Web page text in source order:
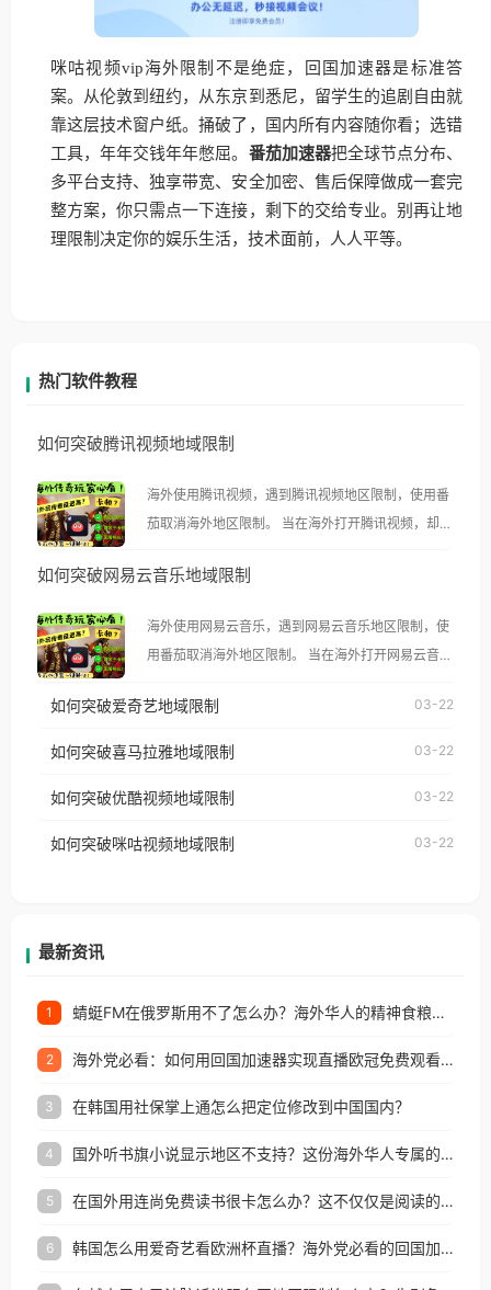
咪咕视频vip海外限制不是绝症，回国加速器是标准答
案。从伦敦到纽约，从东京到悉尼，留学生的追剧自由就
靠这层技术窗户纸。捅破了，国内所有内容随你看；选错
工具，年年交钱年年憋屈。 番茄加速器把全球节点分布、
多平台支持、独享带宽、安全加密、售后保障做成一套完
整方案，你只需点一下连接，剩下的交给专业。别再让地
理限制决定你的娱乐生活，技术面前，人人平等。
热门软件教程
如何突破腾讯视频地域限制
海外使用腾讯视频，遇到腾讯视频地区限制，使用番
茄取消海外地区限制。 当在海外打开腾讯视频，却突
示语。 海外用户如香港、澳门、台湾、美国、加拿
像其他音乐平台一样，出现地区及版权限制问题，且
仅能在中国大陆地区播放。 遇到这个问题的朋友们，
台湾、美国、加拿大、澳大利亚、欧洲等国家和地区
权限制所困扰。
如何突破网易云音乐地域限制
海外使用网易云音乐，遇到网易云音乐地区限制，使
用番茄取消海外地区限制。 当在海外打开网易云音
播放”的提示语。 海外用户如香港、澳门、台湾、美
制问题，且仅能在中国大陆地区播放。 遇到这个问题
户收听网易云音乐地区版权限制」的问题，无论人在
如何突破爱奇艺地域限制 03-22
如何突破喜马拉雅地域限制 03-22
如何突破优酷视频地域限制 03-22
如何突破咪咕视频地域限制 03-22
最新资讯
1 蜻蜓FM在俄罗斯用不了怎么办？海外华人的精神食粮补给方案
2 海外党必看：如何用回国加速器实现直播欧冠免费观看？附影视音乐全攻略
3 在韩国用社保掌上通怎么把定位修改到中国国内？
4 国外听书旗小说显示地区不支持？这份海外华人专属的国内内容解锁指南请收好
5 在国外用连尚免费读书很卡怎么办？这不仅仅是阅读的烦恼
6 韩国怎么用爱奇艺看欧洲杯直播？海外党必看的回国加速全攻略